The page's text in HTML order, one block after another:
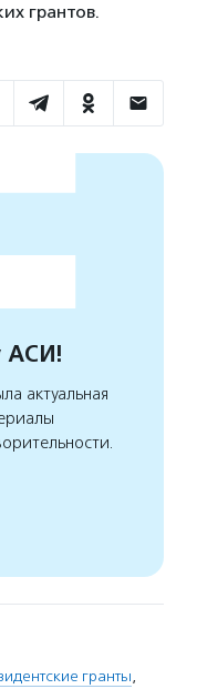
грантов.
АСИ!
актуальная
гранты,